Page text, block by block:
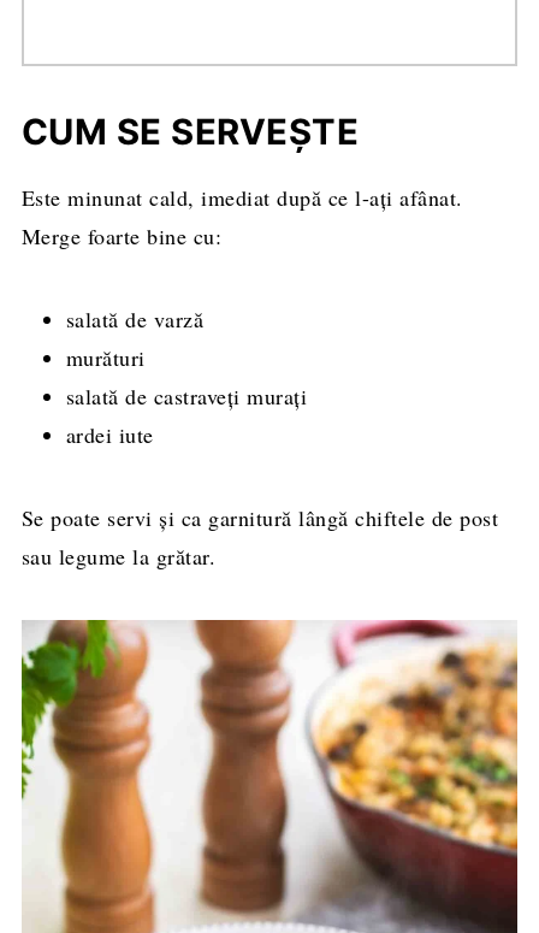
CUM SE SERVEȘTE
Este minunat cald, imediat după ce l-ați afânat.
Merge foarte bine cu:
salată de varză
murături
salată de castraveți murați
ardei iute
Se poate servi și ca garnitură lângă chiftele de post
sau legume la grătar.